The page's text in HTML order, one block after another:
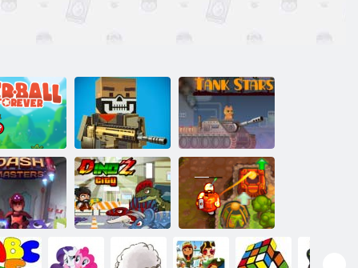
Vörös labda
örökre
Őrült pixel
hadviselés
Tank Csillagok